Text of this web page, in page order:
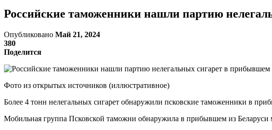
Российские таможенники нашли партию
Опубликовано Май 21, 2024
380
Поделится
Фото из открытых источников (иллюстративное)
Более 4 тонн нелегальных сигарет обнаружили псковские таможенники в
Мобильная группа Псковской таможни обнаружила в прибывшем из Беларуси